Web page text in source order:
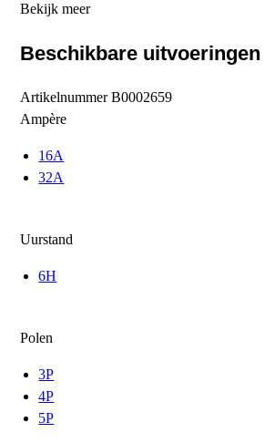
Bekijk meer
Beschikbare uitvoeringen
ArtikelnummerB0002659
Ampère
16A
32A
Uurstand
6H
Polen
3P
4P
5P